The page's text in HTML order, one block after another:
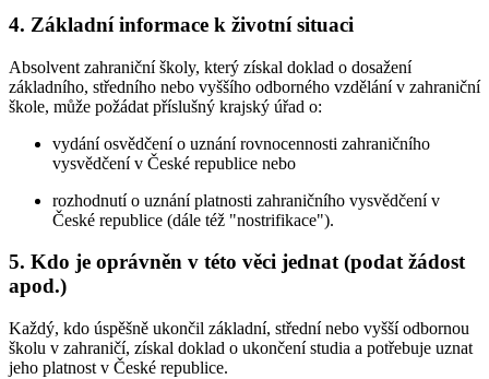
4. Základní informace k životní situaci
Absolvent zahraniční školy, který získal doklad o dosažení
základního, středního nebo vyššího odborného vzdělání v zahraniční
škole, může požádat příslušný krajský úřad o:
vydání osvědčení o uznání rovnocennosti zahraničního
vysvědčení v České republice nebo
rozhodnutí o uznání platnosti zahraničního vysvědčení v
České republice (dále též "nostrifikace").
5. Kdo je oprávněn v této věci jednat (podat žádost
apod.)
Každý, kdo úspěšně ukončil základní, střední nebo vyšší odbornou
školu v zahraničí, získal doklad o ukončení studia a potřebuje uznat
jeho platnost v České republice.